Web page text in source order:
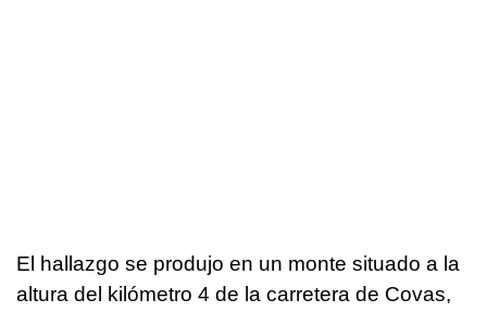
El hallazgo se produjo en un monte situado a la
altura del kilómetro 4 de la carretera de Covas,